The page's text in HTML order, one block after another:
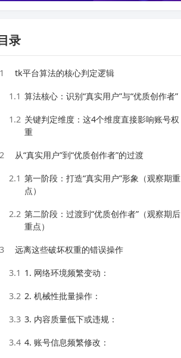
录
1 tk平台算法的核心判定逻辑
1.1 算法核心：识别“真实用户”与“优质创作者”
1.2 关键判定维度：这4个维度直接影响账号权
重
2 从“真实用户”到“优质创作者”的过渡
2.1 第一阶段：打造“真实用户”形象（观察期重
点）
2.2 第二阶段：过渡到“优质创作者”（观察期后
重点）
3 远离这些破坏权重的错误操作
3.1 1. 网络环境频繁变动：
3.2 2. 机械性批量操作：
3.3 3. 内容质量低下或违规：
3.4 4. 账号信息频繁修改：